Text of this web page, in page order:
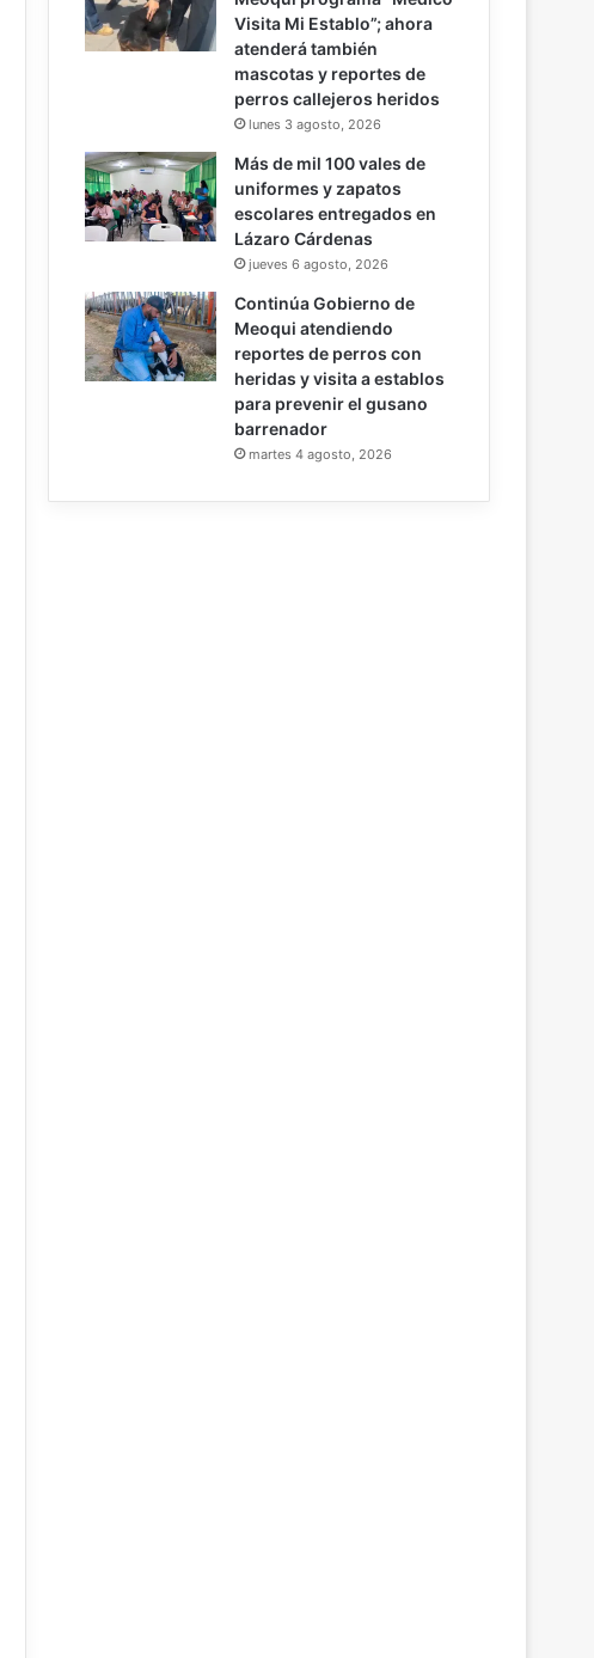
Visita Mi Establo”; ahora
atenderá también
mascotas y reportes de
perros callejeros heridos
lunes 3 agosto, 2026
Más de mil 100 vales de
uniformes y zapatos
escolares entregados en
Lázaro Cárdenas
jueves 6 agosto, 2026
Continúa Gobierno de
Meoqui atendiendo
reportes de perros con
heridas y visita a establos
para prevenir el gusano
barrenador
martes 4 agosto, 2026